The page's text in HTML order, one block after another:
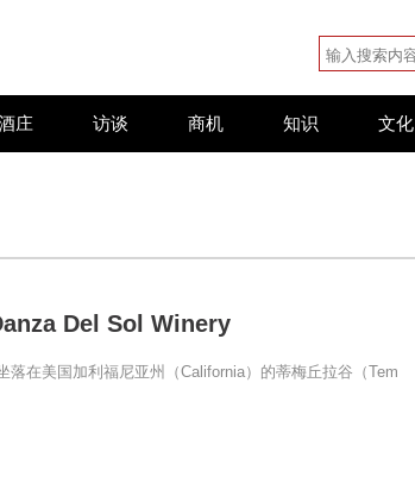
庄 访谈 商机 知识 文化
Del Sol Winery
落在美国加利福尼亚州（California）的蒂梅丘拉谷（Tem